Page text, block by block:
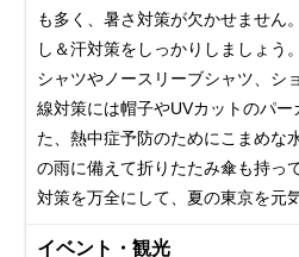
も多く、暑さ対策が欠かせません
し＆汗対策をしっかりしましょう
シャツやノースリーブシャツ、シ
線対策には帽子やUVカットのパ
た、熱中症予防のためにこまめな
の雨に備えて折りたたみ傘も持っ
対策を万全にして、夏の東京を元
イベント・観光